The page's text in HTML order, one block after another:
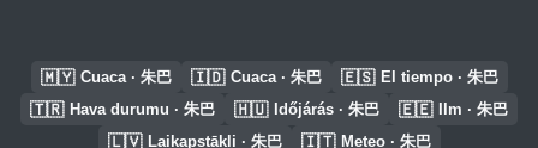
🇲🇾 Cuaca · 朱巴 🇮🇩 Cuaca · 朱巴 🇪🇸 El tiempo · 朱巴
🇹🇷 Hava durumu · 朱巴 🇭🇺 Időjárás · 朱巴 🇪🇪 Ilm · 朱巴
🇱🇻 Laikapstākļi · 朱巴 🇮🇹 Meteo · 朱巴